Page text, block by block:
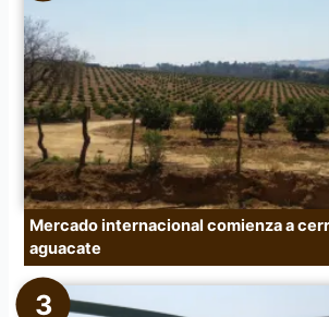
Mercado internacional comienza a
aguacate